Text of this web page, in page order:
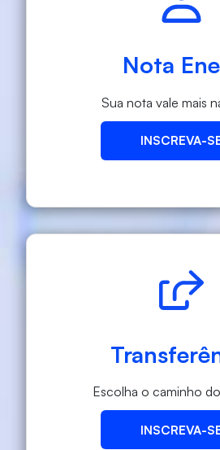
Nota
Sua nota vale mais
INSCREVA-
Escolha o caminho
INSCREVA-